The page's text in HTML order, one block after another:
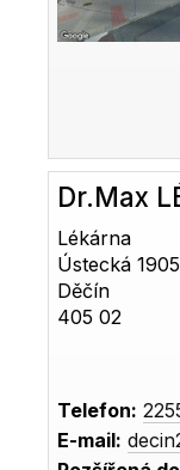
Dr.Max
Lékárna
Ústecká
Děčín
405 02
Telefon:
E-mail: